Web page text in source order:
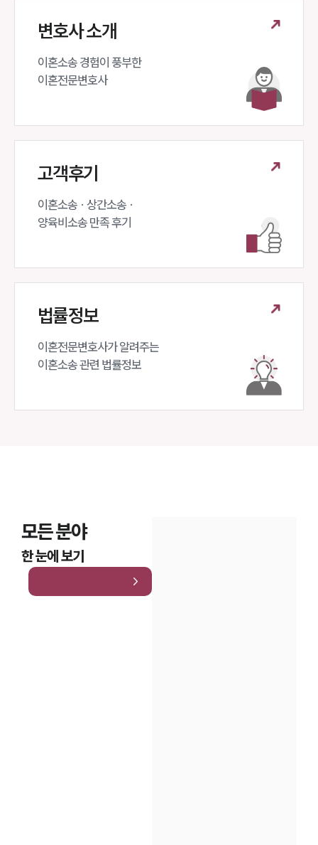
변호사 소개
이혼소송 경험이 풍부한
이혼전문변호사
고객후기
이혼소송 · 상간소송 ·
양육비소송 만족 후기
법률정보
이혼전문변호사가 알려주는
이혼소송 관련 법률정보
모든 분야
한 눈에 보기